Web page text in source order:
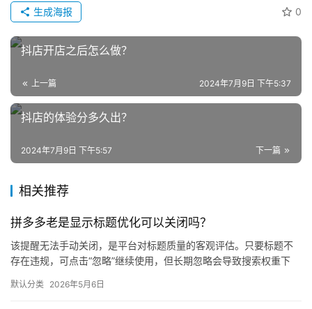
运
营
境
电
商
自
体
社
区
0
生成海报
抖店开店之后怎么做？
上一篇 2024年7月9日 下午5:37
抖店的体验分多久出？
下一篇
2024年7月9日 下午5:57
相关推荐
拼多多老是显示标题优化可以关闭吗？
该提醒无法手动关闭，是平台对标题质量的客观评估。只要标题不
存在违规，可点击“忽略”继续使用，但长期忽略会导致搜索权重下
默认分类 2026年5月6日